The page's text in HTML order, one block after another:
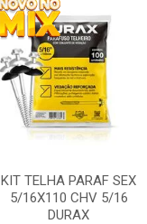
KIT TELHA PARAF SEX
5/16X110 CHV 5/16
DURAX